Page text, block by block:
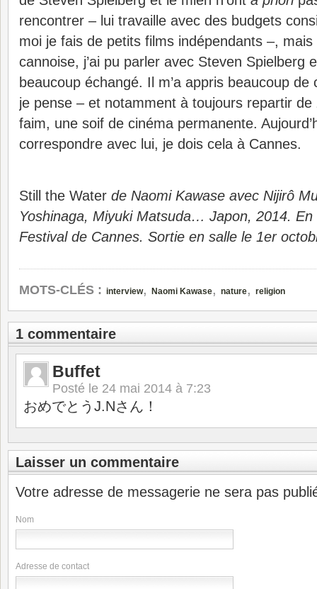
rencontrer – lui travaille avec des budgets
moi je fais de petits films indépendants –,
cannoise, j’ai pu parler avec Steven Spielberg
beaucoup échangé. Il m’a appris beaucoup
je pense – et notamment à toujours repartir
faim, une soif de cinéma permanente.
correspondre avec lui, je dois cela à Cannes.
Still the Water de Naomi Kawase avec Nijirô
Yoshinaga, Miyuki Matsuda… Japon, 2014.
Festival de Cannes. Sortie en salle le 1er
MOTS-CLÉS : interview, Naomi Kawase, nature, religion
1 commentaire
Buffet
Posté le 24 mai 2014 à 7:23
おめでとうJ.Nさん！
Laisser un commentaire
Votre adresse de messagerie ne sera pas
Nom
Adresse de contact